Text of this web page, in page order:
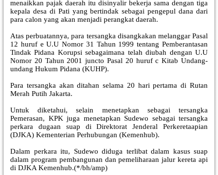
menaikkan pajak daerah itu disinyalir bekerja sama dengan tiga
kepala desa di Pati yang bertindak sebagai pengepul dana dari
para calon yang akan menjadi perangkat daerah.
Atas perbuatannya, para tersangka disangkakan melanggar Pasal
12 huruf e U.U Nomor 31 Tahun 1999 tentang Pemberantasan
Tindak Pidana Korupsi sebagaimana telah diubah dengan U.U
Nomor 20 Tahun 2001 juncto Pasal 20 huruf c Kitab Undang-
undang Hukum Pidana (KUHP).
Para tersangka akan ditahan selama 20 hari pertama di Rutan
Merah Putih Jakarta.
Untuk diketahui, selain menetapkan sebagai tersangka
Pemerasan, KPK juga menetapkan Sudewo sebagai tersangka
perkara dugaan suap di Direktorat Jenderal Perkeretaapian
(DJKA) Kementerian Perhubungan (Kemenhub).
Dalam perkara itu, Sudewo diduga terlibat dalam kasus suap
dalam program pembangunan dan pemeliharaan jalur kereta api
di DJKA Kemenhub.(*/bh/amp)